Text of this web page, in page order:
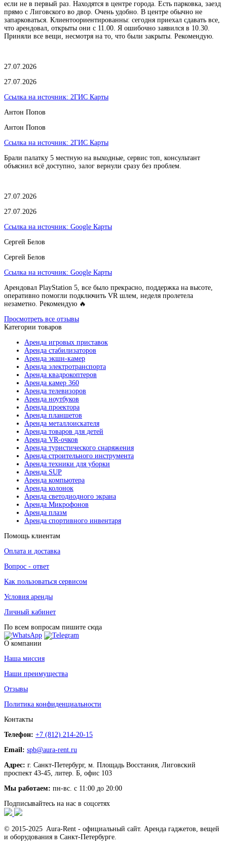
если не в первый раз. Находятся в центре города. Есть парковка, заезд
прямо с Лиговского во двор. Очень удобно. В центре обычно не
запарковаться. Клиентоориентированны: сегодня приехал сдавать все,
что арендовал, открыты они с 11.00. Я ошибочно заявился в 10.30.
Приняли все вещи, несмотря на то, что были закрыты. Рекомендую.
27.07.2026
27.07.2026
Ссылка на источник: 2ГИС Карты
Антон Попов
Антон Попов
Ссылка на источник: 2ГИС Карты
Брали палатку 5 местную на выходные, сервис топ, консультант
объяснил всё доступно, залог вернули сразу без проблем.
27.07.2026
27.07.2026
Ссылка на источник: Google Карты
Сергей Белов
Сергей Белов
Ссылка на источник: Google Карты
Арендовал PlayStation 5, все было прекрасно, поддержка на высоте,
оперативно помогли подключить VR шлем, неделя пролетела
незаметно. Рекомендую 🔥
Просмотреть все отзывы
Категории товаров
Аренда игровых приставок
Аренда стабилизаторов
Аренда экшн-камер
Аренда электротранспорта
Аренда квадрокоптеров
Аренда камер 360
Аренда телевизоров
Аренда ноутбуков
Аренда проектора
Аренда планшетов
Аренда металлоискателя
Аренда товаров для детей
Аренда VR-очков
Аренда туристического снаряжения
Аренда строительного инструмента
Аренда техники для уборки
Аренда SUP
Аренда компьютера
Аренда колонок
Аренда светодиодного экрана
Аренда Микрофонов
Аренда плазм
Аренда спортивного инвентаря
Помощь клиентам
Оплата и доставка
Вопрос - ответ
Как пользоваться сервисом
Условия аренды
Личный кабинет
По всем вопросам пишите сюда
О компании
Наша миссия
Наши преимущества
Отзывы
Политика конфиденциальности
Контакты
Телефон: +7 (812) 214-20-15
Email: spb@aura-rent.ru
Адрес: г. Санкт-Петербург, м. Площадь Восстания, Лиговский
проспект 43-45, литер. Б, офис 103
Мы работаем: пн-вс. с 11:00 до 20:00
Подписывайтесь на нас в соцсетях
© 2015-2025 Aura-Rent - официальный сайт. Аренда гаджетов, вещей
и оборудования в Санкт-Петербурге.